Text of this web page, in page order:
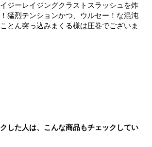
ジーレイジングクラストスラッシュを炸
猛烈テンションかつ、ウルセー！な混沌
とん突っ込みまくる様は圧巻でございま
した人は、こんな商品もチェックしてい